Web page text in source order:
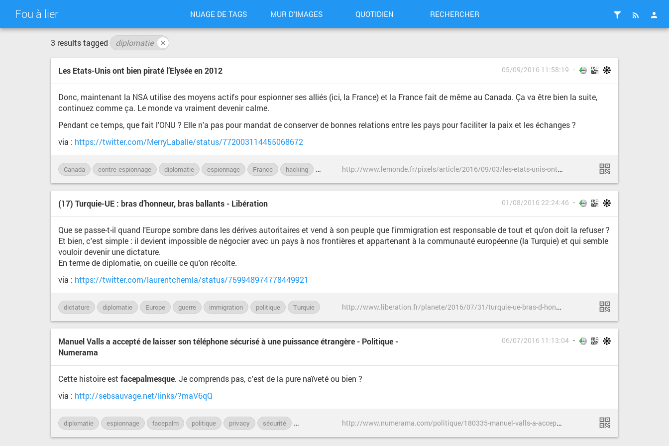
Fou à lier NUAGE DE TAGS MUR D'IMAGES QUOTIDIEN RECHERCHER
3 results tagged diplomatie ✕
Les Etats-Unis ont bien piraté l’Elysée en 2012 05/09/2016 11:58:19
Donc, maintenant la NSA utilise des moyens actifs pour espionner ses alliés (ici, la France) et la France fait de même au Canada. Ça va être bien la suite,
continuez comme ça. Le monde va vraiment devenir calme.
Pendant ce temps, que fait l'ONU ? Elle n'a pas pour mandat de conserver de bonnes relations entre les pays pour faciliter la paix et les échanges ?
via : https://twitter.com/MerryLaballe/status/772003114455068672
Canada contre-espionnage diplomatie espionnage France hacking informatique malware monde ONU politique privacy USA h
ttp://www.lemonde.fr/pixels/article/2016/09/03/les-etats-unis-ont-bien-pirate-l-elysee-en-2012_4991960_4408996.html
(17) Turquie-UE : bras d’honneur, bras ballants - Libération 01/08/2016 22:24:46
Que se passe-t-il quand l'Europe sombre dans les dérives autoritaires et vend à son peuple que l'immigration est responsable de tout et qu'on doit la refuser ?
Et bien, c'est simple : il devient impossible de négocier avec un pays à nos frontières et appartenant à la communauté européenne (la Turquie) et qui semble
vouloir devenir une dictature.
En terme de diplomatie, on cueille ce qu'on récolte.
via : https://twitter.com/laurentchemla/status/759948974778449921
dictature diplomatie Europe guerre immigration politique Turquie h
ttp://www.liberation.fr/planete/2016/07/31/turquie-ue-bras-d-honneur-bras-ballants_1469622
Manuel Valls a accepté de laisser son téléphone sécurisé à une puissance étrangère - Politique -
Numerama
06/07/2016 11:13:04
Cette histoire est facepalmesque. Je comprends pas, c'est de la pure naïveté ou bien ?
via : http://sebsauvage.net/links/?maV6qQ
diplomatie espionnage facepalm politique privacy sécurité h
ttp://www.numerama.com/politique/180335-manuel-valls-a-accepte-de-laisser-son-telephone-securise-a-une-puissance-etrangere.html